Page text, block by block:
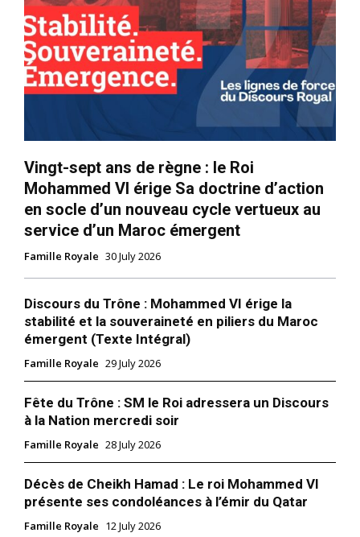
Vingt-sept ans de règne : le Roi
Mohammed VI érige Sa doctrine d’action
en socle d’un nouveau cycle vertueux au
service d’un Maroc émergent
Famille Royale 30 July 2026
Discours du Trône : Mohammed VI érige la
stabilité et la souveraineté en piliers du Maroc
émergent (Texte Intégral)
Famille Royale 29 July 2026
Fête du Trône : SM le Roi adressera un Discours
à la Nation mercredi soir
Famille Royale 28 July 2026
Décès de Cheikh Hamad : Le roi Mohammed VI
présente ses condoléances à l’émir du Qatar
Famille Royale 12 July 2026